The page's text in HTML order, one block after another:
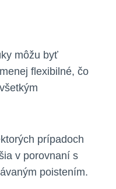
môžu byť
flexibilné, čo
prípadoch
v porovnaní s
poistením.